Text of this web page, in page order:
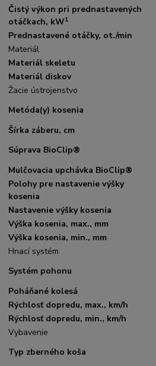
Čistý výkon pri prednastavených
otáčkach, kW1
Prednastavené otáčky, ot./min
Materiál
Materiál skeletu
Materiál diskov
Žacie ústrojenstvo
Metóda(y) kosenia
Šírka záberu, cm
Súprava BioClip®
Mulčovacia upchávka BioClip®
Polohy pre nastavenie výšky
kosenia
Nastavenie výšky kosenia
Výška kosenia, max., mm
Výška kosenia, min., mm
Hnací systém
Systém pohonu
Poháňané kolesá
Rýchlosť dopredu, max., km/h
Rýchlosť dopredu, min., km/h
Vybavenie
Typ zberného koša